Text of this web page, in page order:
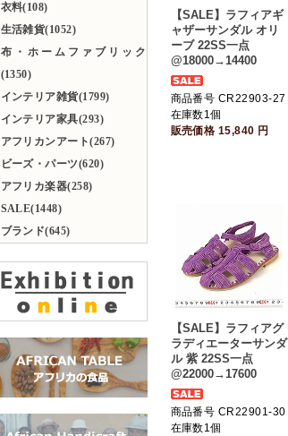
衣料(108)
生活雑貨(1052)
布・ホームファブリック
(1350)
インテリア雑貨(1799)
インテリア家具(293)
アフリカンアート(267)
ビーズ・パーツ(620)
アフリカ楽器(258)
SALE(1448)
ブランド(645)
【SALE】ラフィアギ
ャザーサンダル オリ
ーブ 22SS一点
@18000→14400
商品番号 CR22903-27
在庫数1個
販売価格 15,840 円
【SALE】ラフィアグ
ラディエーターサンダ
ル 紫 22SS一点
@22000→17600
商品番号 CR22901-30
在庫数1個